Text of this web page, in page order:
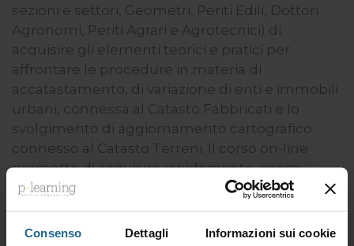
Consenso Dettagli Informazioni sui cookie
sezioni e settori, Geometri, Periti Edili, Dottori
Agronomi, Periti Agrari e Agrotecnici) di
acquisire gli elementi teorici e pratici per
affrontare le procedure in materia di
accatastamento, di variazione di enti e immobili
urbani, connessa al Catasto Fabbricati e lo
svolgimento di aggiornamento cartografico
connesso al Catasto Terreni. Il corso on-line
permette di acquisire rapidamente, senza
vincoli di luogo e d'orario e secondo le proprie
strumenti per diventare immediatamente